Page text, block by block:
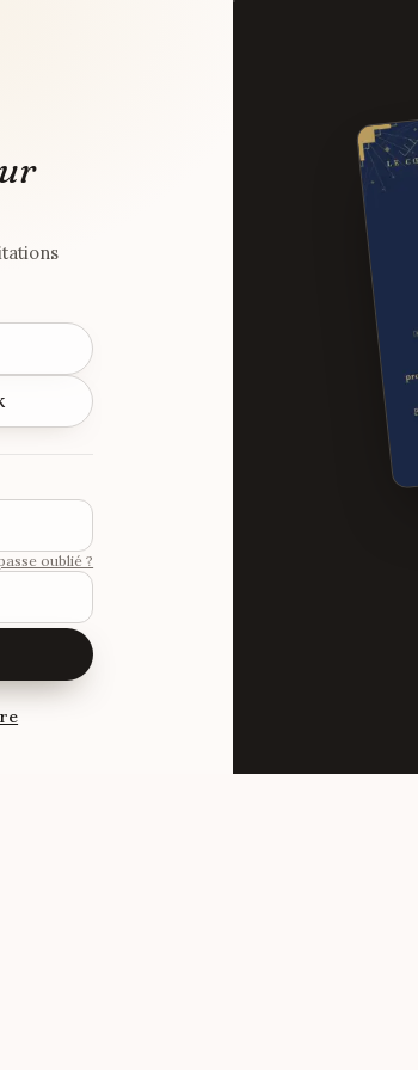
oublié ?